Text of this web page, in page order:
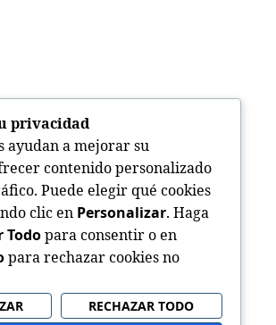
privacidad
ayudan a mejorar su
contenido personalizado
Puede elegir qué cookies
clic en Personalizar. Haga
Todopara consentir o en
para rechazar cookies no
RECHAZAR TODO